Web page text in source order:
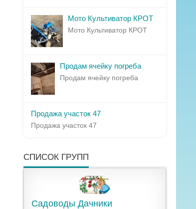
Мото Культиватор КРОТ
Мото Культиватор КРОТ
Продам ячейку погреба
Продам ячейку погреба
Продажа участок 47
Продажа участок 47
СПИСОК ГРУПП
Садоводы Дачники